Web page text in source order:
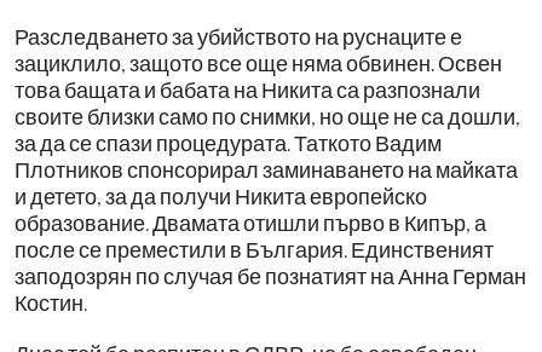
Разследването за убийството на руснаците е
зациклило, защото все още няма обвинен. Освен
това бащата и бабата на Никита са разпознали
своите близки само по снимки, но още не са дошли,
за да се спази процедурата. Таткото Вадим
Плотников спонсорирал заминаването на майката
и детето, за да получи Никита европейско
образование. Двамата отишли първо в Кипър, а
после се преместили в България. Единственият
заподозрян по случая бе познатият на Анна Герман
Костин.